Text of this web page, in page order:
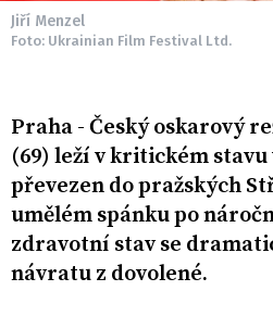
Jiří Menzel
Foto: Ukrainian Film Festival Ltd.
Praha - Český oskarový
(69) leží v kritickém stavu
převezen do pražských
umělém spánku po
zdravotní stav se
návratu z dovolené.